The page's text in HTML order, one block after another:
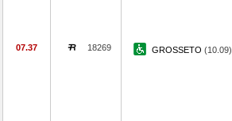
07.37 18269 GROSSETO (10.09)